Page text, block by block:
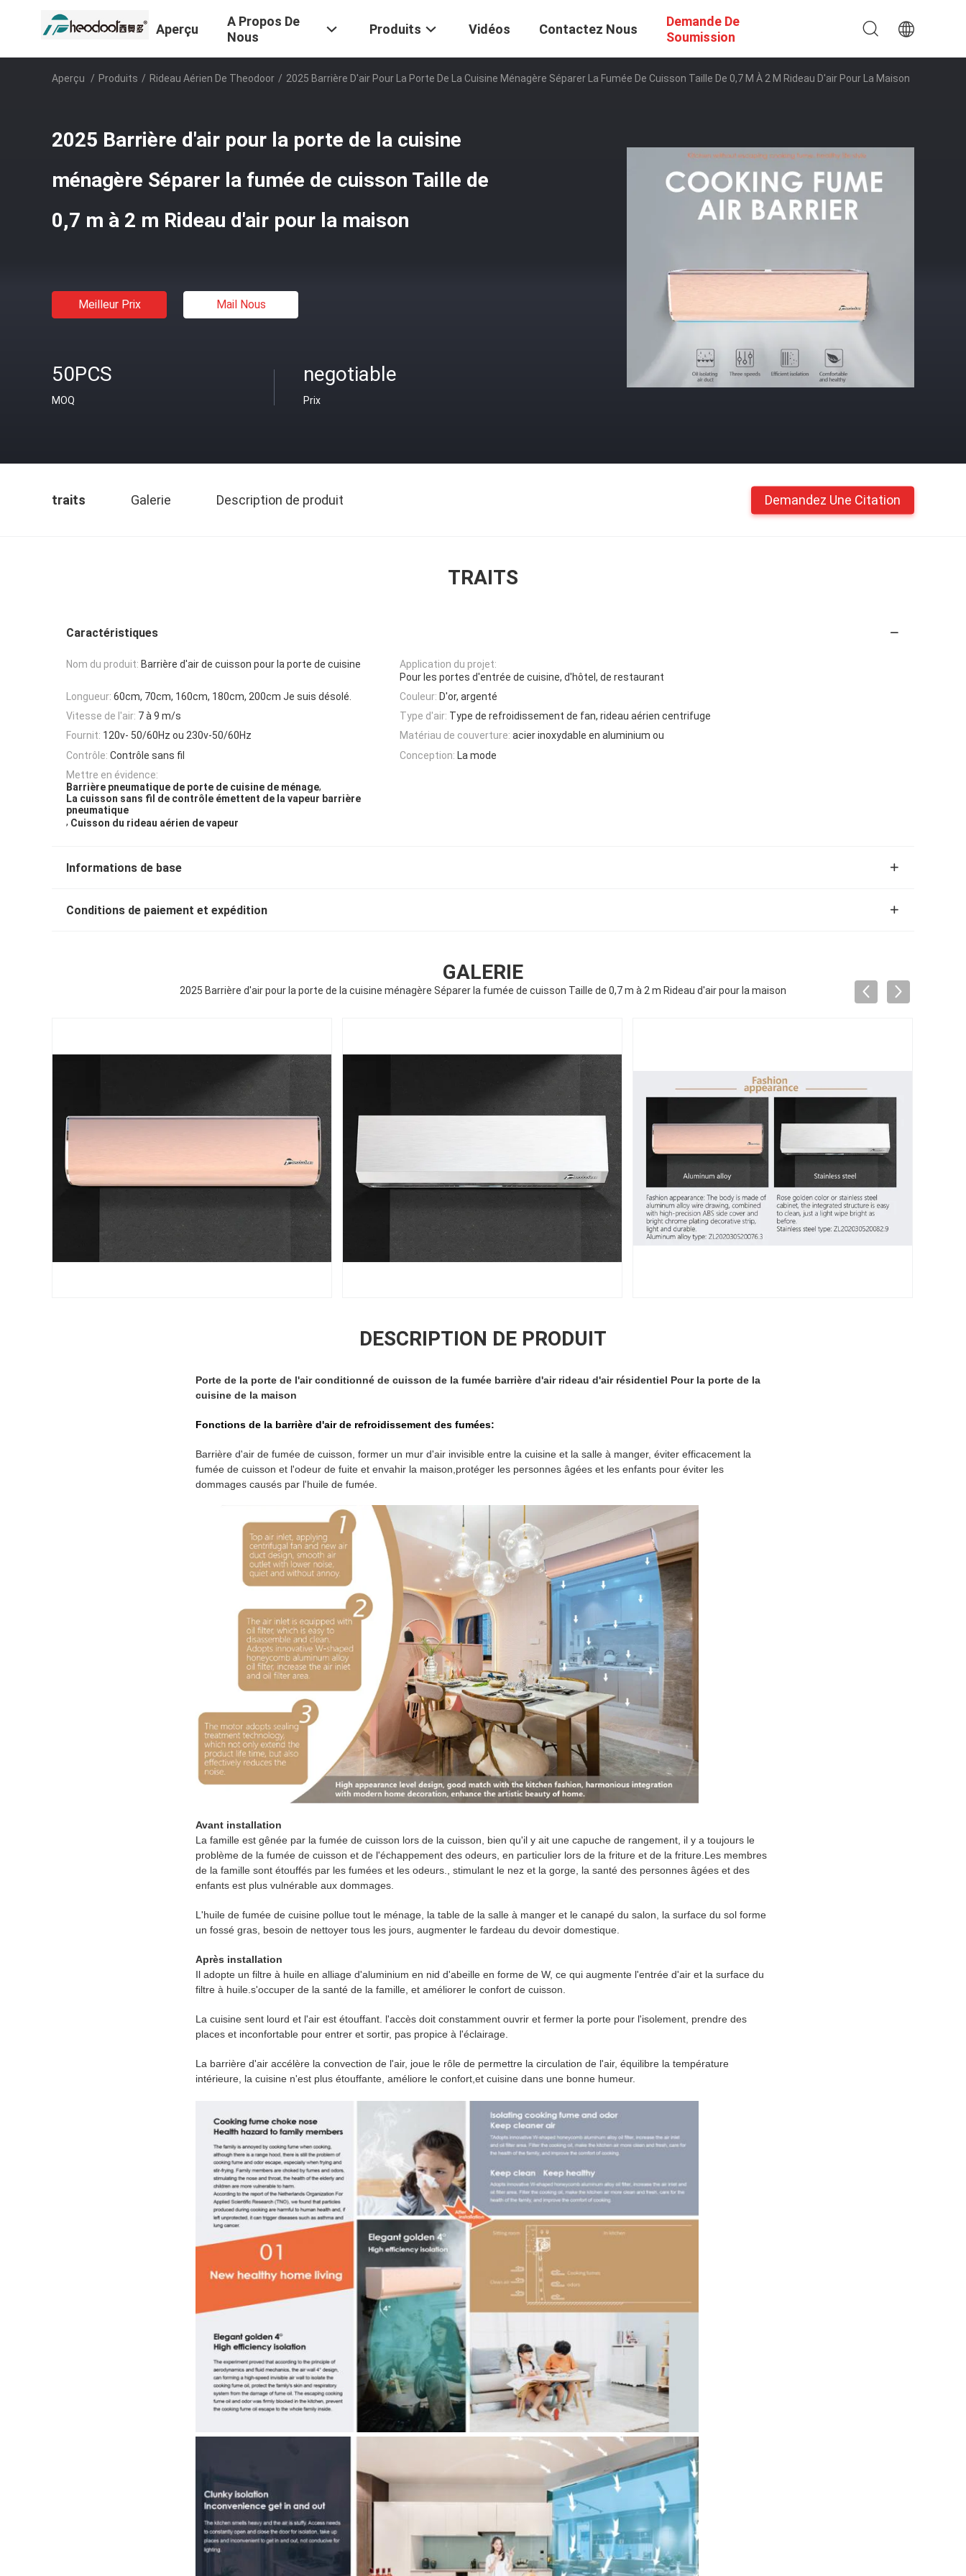
Aperçu
A Propos De
Nous
Produits Vidéos Contactez Nous
Demande De
Soumission
Aperçu / Produits / Rideau Aérien De Theodoor / 2025 Barrière D'air Pour La Porte De La Cuisine Ménagère Séparer La Fumée De Cuisson Taille De 0,7 M À 2 M Rideau D'air Pour La Maison
2025 Barrière d'air pour la porte de la cuisine
ménagère Séparer la fumée de cuisson Taille de
0,7 m à 2 m Rideau d'air pour la maison
Meilleur Prix Mail Nous
50PCS
MOQ
negotiable
Prix
traits Galerie Description de produit Demandez Une Citation
TRAITS
Caractéristiques
Nom du produit: Barrière d'air de cuisson pour la porte de cuisine
Application du projet:
Pour les portes d'entrée de cuisine, d'hôtel, de restaurant
Longueur: 60cm, 70cm, 160cm, 180cm, 200cm Je suis désolé. Couleur: D'or, argenté
Vitesse de l'air: 7 à 9 m/s Type d'air: Type de refroidissement de fan, rideau aérien centrifuge
Fournit: 120v- 50/60Hz ou 230v-50/60Hz Matériau de couverture: acier inoxydable en aluminium ou
Contrôle: Contrôle sans fil Conception: La mode
Mettre en évidence:
Barrière pneumatique de porte de cuisine de ménage,
La cuisson sans fil de contrôle émettent de la vapeur barrière
pneumatique
, Cuisson du rideau aérien de vapeur
Informations de base
Conditions de paiement et expédition
GALERIE
2025 Barrière d'air pour la porte de la cuisine ménagère Séparer la fumée de cuisson Taille de 0,7 m à 2 m Rideau d'air pour la maison
DESCRIPTION DE PRODUIT
Porte de la porte de l'air conditionné de cuisson de la fumée barrière d'air rideau d'air résidentiel Pour la porte de la
cuisine de la maison
Fonctions de la barrière d'air de refroidissement des fumées:
Barrière d'air de fumée de cuisson, former un mur d'air invisible entre la cuisine et la salle à manger, éviter efficacement la
fumée de cuisson et l'odeur de fuite et envahir la maison,protéger les personnes âgées et les enfants pour éviter les
dommages causés par l'huile de fumée.
Avant installation
La famille est gênée par la fumée de cuisson lors de la cuisson, bien qu'il y ait une capuche de rangement, il y a toujours le
problème de la fumée de cuisson et de l'échappement des odeurs, en particulier lors de la friture et de la friture.Les membres
de la famille sont étouffés par les fumées et les odeurs., stimulant le nez et la gorge, la santé des personnes âgées et des
enfants est plus vulnérable aux dommages.
L'huile de fumée de cuisine pollue tout le ménage, la table de la salle à manger et le canapé du salon, la surface du sol forme
un fossé gras, besoin de nettoyer tous les jours, augmenter le fardeau du devoir domestique.
Après installation
Il adopte un filtre à huile en alliage d'aluminium en nid d'abeille en forme de W, ce qui augmente l'entrée d'air et la surface du
filtre à huile.s'occuper de la santé de la famille, et améliorer le confort de cuisson.
La cuisine sent lourd et l'air est étouffant. l'accès doit constamment ouvrir et fermer la porte pour l'isolement, prendre des
places et inconfortable pour entrer et sortir, pas propice à l'éclairage.
La barrière d'air accélère la convection de l'air, joue le rôle de permettre la circulation de l'air, équilibre la température
intérieure, la cuisine n'est plus étouffante, améliore le confort,et cuisine dans une bonne humeur.